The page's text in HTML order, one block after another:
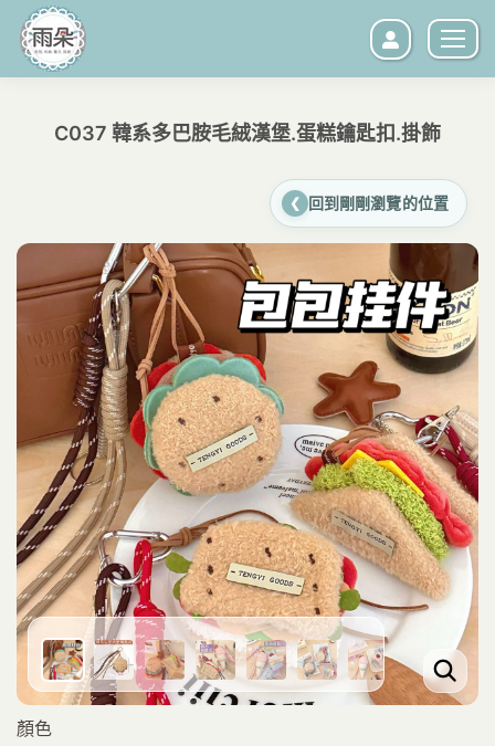
C037 韓系多巴胺毛絨漢堡.蛋糕鑰匙扣.掛飾
❮ 回到剛剛瀏覽的位置
顏色